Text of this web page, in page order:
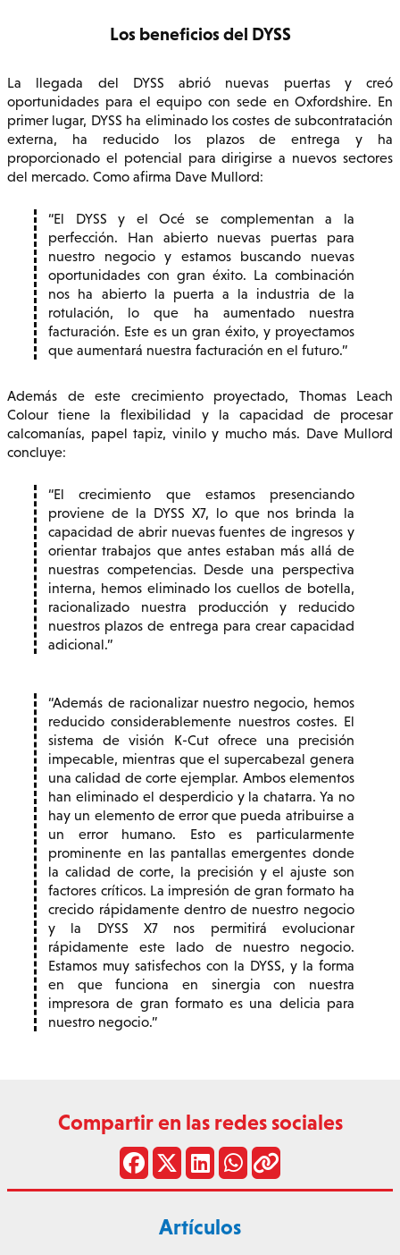
Los beneficios del DYSS
La llegada del DYSS abrió nuevas puertas y creó
oportunidades para el equipo con sede en Oxfordshire. En
primer lugar, DYSS ha eliminado los costes de subcontratación
externa, ha reducido los plazos de entrega y ha
proporcionado el potencial para dirigirse a nuevos sectores
del mercado. Como afirma Dave Mullord:
El DYSS y el Océ se complementan a la
perfección. Han abierto nuevas puertas para
nuestro negocio y estamos buscando nuevas
oportunidades con gran éxito. La combinación
nos ha abierto la puerta a la industria de la
rotulación, lo que ha aumentado nuestra
facturación. Este es un gran éxito, y proyectamos
que aumentará nuestra facturación en el futuro.
Además de este crecimiento proyectado, Thomas Leach
Colour tiene la flexibilidad y la capacidad de procesar
calcomanías, papel tapiz, vinilo y mucho más. Dave Mullord
concluye:
El crecimiento que estamos presenciando
proviene de la DYSS X7, lo que nos brinda la
capacidad de abrir nuevas fuentes de ingresos y
orientar trabajos que antes estaban más allá de
nuestras competencias. Desde una perspectiva
interna, hemos eliminado los cuellos de botella,
racionalizado nuestra producción y reducido
nuestros plazos de entrega para crear capacidad
adicional.
Además de racionalizar nuestro negocio, hemos
reducido considerablemente nuestros costes. El
sistema de visión K-Cut ofrece una precisión
impecable, mientras que el supercabezal genera
una calidad de corte ejemplar. Ambos elementos
han eliminado el desperdicio y la chatarra. Ya no
hay un elemento de error que pueda atribuirse a
un error humano. Esto es particularmente
prominente en las pantallas emergentes donde
la calidad de corte, la precisión y el ajuste son
factores críticos. La impresión de gran formato ha
crecido rápidamente dentro de nuestro negocio
y la DYSS X7 nos permitirá evolucionar
rápidamente este lado de nuestro negocio.
Estamos muy satisfechos con la DYSS, y la forma
en que funciona en sinergia con nuestra
impresora de gran formato es una delicia para
nuestro negocio.
Compartir en las redes sociales
Artículos